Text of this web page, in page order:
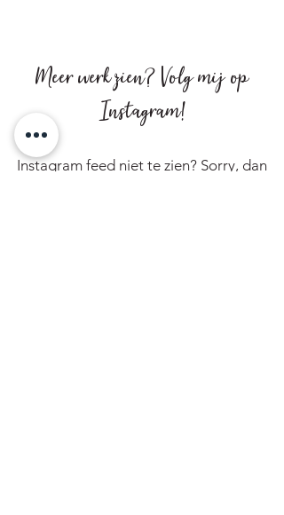
Meer werk zien?Volg mij op
Instagram!
Instagram feed niet te zien? Sorry, dan